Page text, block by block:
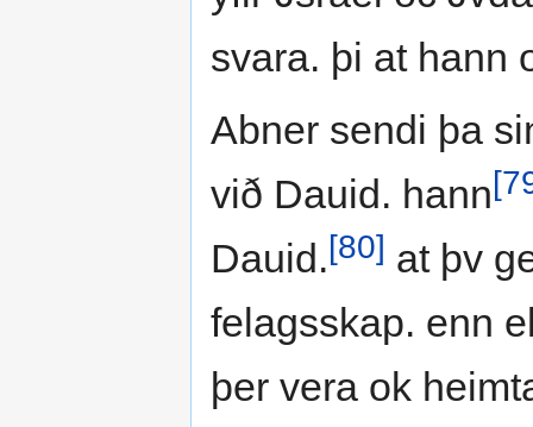
svara. þi at hann
Abner sendi þa
við Dauid. hann
Dauid.[80] at þv
felagsskap. enn
þer vera ok